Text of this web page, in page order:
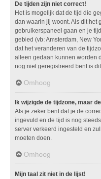
De tijden zijn niet correct!
Het is mogelijk dat de tijd die
dan waarin jij woont. Als dit het
gebruikerspaneel gaan en je
gebied (vb: Amsterdam, New
dat het veranderen van de
alleen gedaan kunnen worden
nog niet geregistreerd bent is
Omhoog
Ik wijzigde de tijdzone, maar
Als je zeker bent dat je de
ingevuld en de tijd is nog
server verkeerd ingesteld en
moeten doen.
Omhoog
Mijn taal zit niet in de lijst!